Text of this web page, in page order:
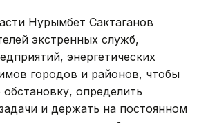
Нурымбет Сактаганов
экстренных служб,
энергетических
городов и районов, чтобы
определить
и держать на постоянном